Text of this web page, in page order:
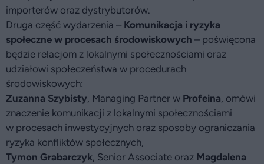
importerów oraz dystrybutorów.
Druga część wydarzenia – Komunikacja i ryzyka
społeczne w procesach środowiskowych – poświęcona
będzie relacjom z lokalnymi społecznościami oraz
udziałowi społeczeństwa w procedurach
środowiskowych:
Zuzanna Szybisty, Managing Partner w Profeina, omówi
znaczenie komunikacji z lokalnymi społecznościami
w procesach inwestycyjnych oraz sposoby ograniczania
ryzyka konfliktów społecznych,
Tymon Grabarczyk, Senior Associate oraz Magdalena